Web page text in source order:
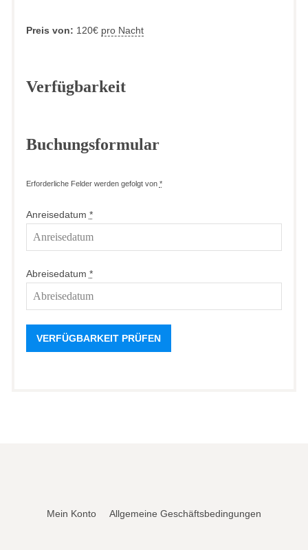
Preis von: 120€ pro Nacht
Verfügbarkeit
Buchungsformular
Erforderliche Felder werden gefolgt von *
Anreisedatum *
Abreisedatum *
Mein Konto Allgemeine Geschäftsbedingungen